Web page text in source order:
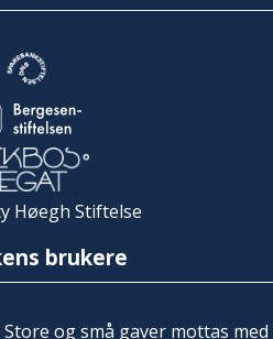
Høegh Stiftelse
brukere
og små gaver mottas med